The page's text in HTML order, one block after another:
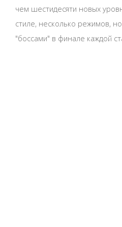
чем шестидесяти новых
стиле, несколько режимов,
"боссами" в финале каждой